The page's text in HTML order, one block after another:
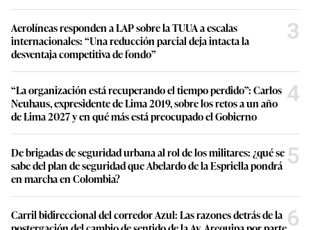
Aerolíneas responden a LAP sobre la TUUA a escalas
internacionales: “Una reducción parcial deja intacta la
desventaja competitiva de fondo”
3
“La organización está recuperando el tiempo perdido”: Carlos
Neuhaus, expresidente de Lima 2019, sobre los retos a un año
de Lima 2027 y en qué más está preocupado el Gobierno
4
De brigadas de seguridad urbana al rol de los militares: ¿qué se
sabe del plan de seguridad que Abelardo de la Espriella pondrá
en marcha en Colombia?
5
Carril bidireccional del corredor Azul: Las razones detrás de la 6